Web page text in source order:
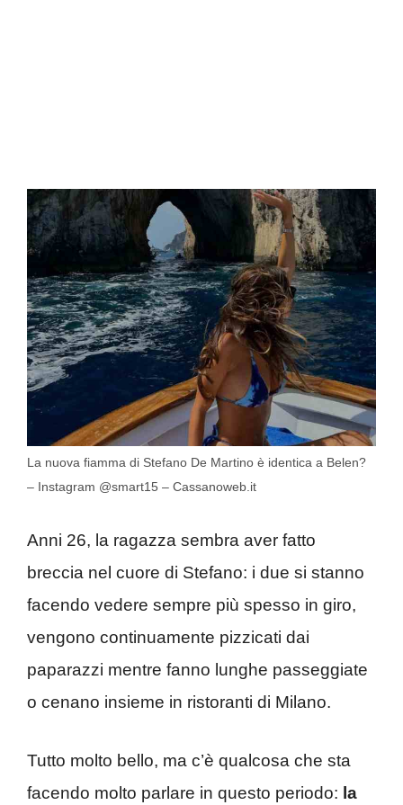
La nuova fiamma di Stefano De Martino è identica a Belen?
– Instagram @smart15 – Cassanoweb.it
Anni 26, la ragazza sembra aver fatto
breccia nel cuore di Stefano: i due si stanno
facendo vedere sempre più spesso in giro,
vengono continuamente pizzicati dai
paparazzi mentre fanno lunghe passeggiate
o cenano insieme in ristoranti di Milano.
Tutto molto bello, ma c’è qualcosa che sta
facendo molto parlare in questo periodo: la